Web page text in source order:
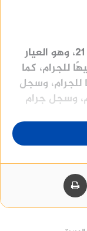
أن سعر جرام الذهب عيار 21، وهو العيار
في مصر، سجل 3555 جنيهًا للجرام، كما
عيار 24 4063 جنيهًا للجرام، وسجل
للجرام، وسجل جرام